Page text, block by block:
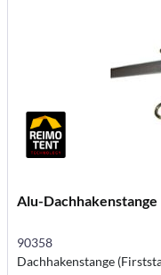
Alu-
90358
Dachhakenstange